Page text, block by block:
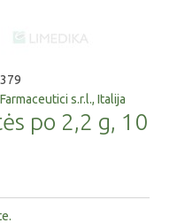
s.r.l., Italija
po 2,2 g, 10